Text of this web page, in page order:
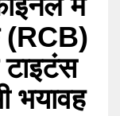
(RCB)
भयावह